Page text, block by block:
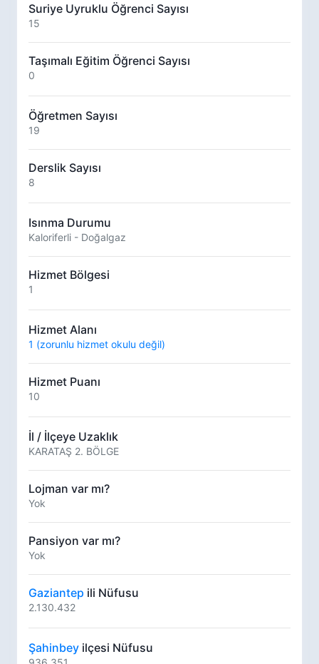
Suriye Uyruklu Öğrenci Sayısı
15
Taşımalı Eğitim Öğrenci Sayısı
0
Öğretmen Sayısı
19
Derslik Sayısı
8
Isınma Durumu
Kaloriferli - Doğalgaz
Hizmet Bölgesi
1
Hizmet Alanı
1 (zorunlu hizmet okulu değil)
Hizmet Puanı
10
İl / İlçeye Uzaklık
KARATAŞ 2. BÖLGE
Lojman var mı?
Yok
Pansiyon var mı?
Yok
Gaziantep ili Nüfusu
2.130.432
Şahinbey ilçesi Nüfusu